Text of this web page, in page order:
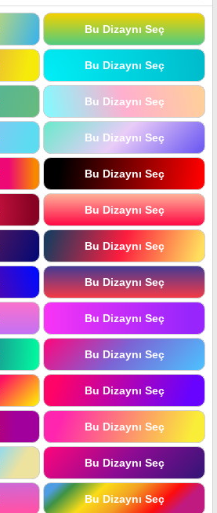
Bu Dizaynı Seç
Bu Dizaynı Seç
Bu Dizaynı Seç
Bu Dizaynı Seç
Bu Dizaynı Seç
Bu Dizaynı Seç
Bu Dizaynı Seç
Bu Dizaynı Seç
Bu Dizaynı Seç
Bu Dizaynı Seç
Bu Dizaynı Seç
Bu Dizaynı Seç
Bu Dizaynı Seç
Bu Dizaynı Seç